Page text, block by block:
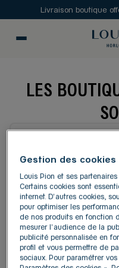
Livraison boutique
LES
Liste
1
4.42 km
LOUIS
PONTET
533, rue Louis
Gestion des cookies
Louis Pion et ses
Certains cookies sont
internet. D'autres cookies,
pour optimiser les
de nos produits en fonction
mesurer l'audience de la
publicité personnalisée en
profil et vous permettre de
sociaux. Pour paramétrer